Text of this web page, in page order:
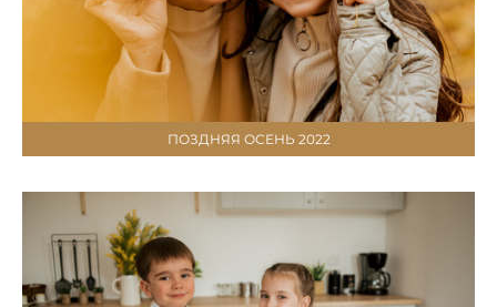
ПОЗДНЯЯ ОСЕНЬ 2022